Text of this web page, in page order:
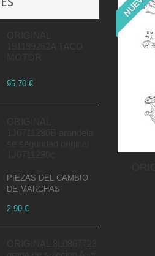
95.70 €
PIEZAS DEL CAMBIO
DE MARCHAS
2.90 €